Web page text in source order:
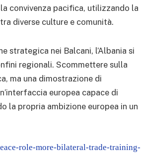
convivenza pacifica, utilizzando la
diverse culture e comunità.
strategica nei Balcani, l’Albania si
regionali. Scommettere sulla
ma una dimostrazione di
europea capace di
la propria ambizione europea in un
role-more-bilateral-trade-training-